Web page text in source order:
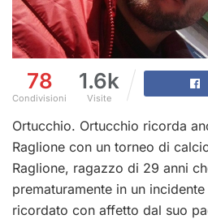
78
Condivisioni
1.6k
Visite
Ortucchio. Ortucchio ricorda
Raglione con un torneo di
Raglione, ragazzo di 29 anni
prematuramente in un
ricordato con affetto dal suo